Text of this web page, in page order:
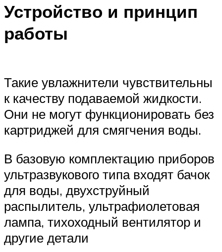
Устройство и принцип
работы
Такие увлажнители чувствительны
к качеству подаваемой жидкости.
Они не могут функционировать без
картриджей для смягчения воды.
В базовую комплектацию приборов
ультразвукового типа входят бачок
для воды, двухструйный
распылитель, ультрафиолетовая
лампа, тихоходный вентилятор и
другие детали